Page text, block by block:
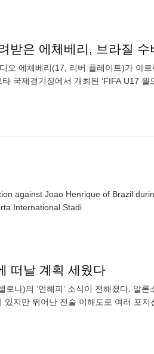
오 에체베리(17, 리버 플레이트)가 아
국제경기장에서 개최된 ‘FIFA U17 월
against Joao Henrique of Brazil
International Stadi
떠날 계획 세웠다
나)의 ‘언해피’ 소식이 전해졌다. 알
지만 뛰어난 전술 이해도로 여러 포지